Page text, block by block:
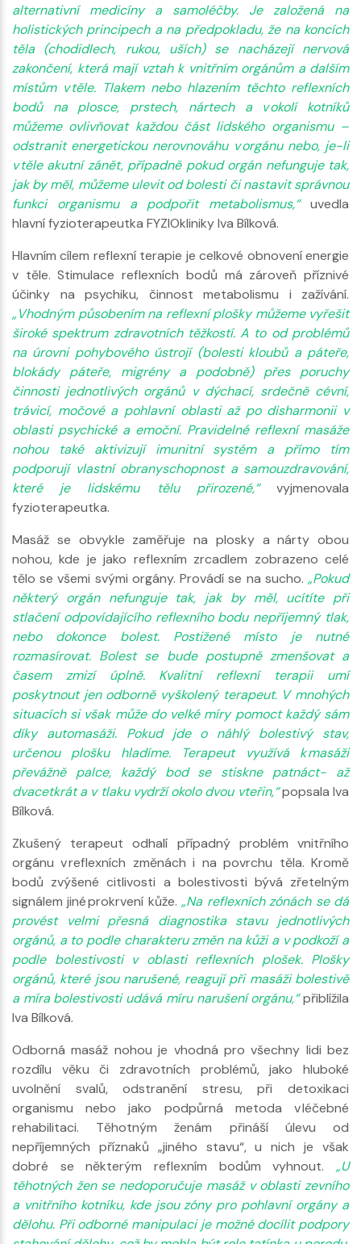
alternativní medicíny a samoléčby. Je založená na
holistických principech a na předpokladu, že na koncích
těla (chodidlech, rukou, uších) se nacházejí nervová
zakončení, která mají vztah k vnitřním orgánům a dalším
místům v těle. Tlakem nebo hlazením těchto reflexních
bodů na plosce, prstech, nártech a v okolí kotníků
můžeme ovlivňovat každou část lidského organismu –
odstranit energetickou nerovnováhu v orgánu nebo, je-li
v těle akutní zánět, případně pokud orgán nefunguje tak,
jak by měl, můžeme ulevit od bolesti či nastavit správnou
funkci organismu a podpořit metabolismus,“uvedla
hlavní fyzioterapeutka FYZIOkliniky Iva Bílková.
Hlavním cílem reflexní terapie je celkové obnovení energie
v těle. Stimulace reflexních bodů má zároveň příznivé
účinky na psychiku, činnost metabolismu i zažívání.
„Vhodným působením na reflexní plošky můžeme vyřešit
široké spektrum zdravotních těžkostí. A to od problémů
na úrovni pohybového ústrojí (bolesti kloubů a páteře,
blokády páteře, migrény a podobně) přes poruchy
činnosti jednotlivých orgánů v dýchací, srdečně cévní,
trávicí, močové a pohlavní oblasti až po disharmonii v
oblasti psychické a emoční. Pravidelné reflexní masáže
nohou také aktivizují imunitní systém a přímo tím
podporují vlastní obranyschopnost a samouzdravování,
které je lidskému tělu přirozené,“vyjmenovala
fyzioterapeutka.
Masáž se obvykle zaměřuje na plosky a nárty obou
nohou, kde je jako reflexním zrcadlem zobrazeno celé
tělo se všemi svými orgány. Provádí se na sucho. „Pokud
některý orgán nefunguje tak, jak by měl, ucítíte při
stlačení odpovídajícího reflexního bodu nepříjemný tlak,
nebo dokonce bolest. Postižené místo je nutné
rozmasírovat. Bolest se bude postupně zmenšovat a
časem zmizí úplně. Kvalitní reflexní terapii umí
poskytnout jen odborně vyškolený terapeut. V mnohých
situacích si však může do velké míry pomoct každý sám
díky automasáži. Pokud jde o náhlý bolestivý stav,
určenou plošku hladíme. Terapeut využívá k masáži
převážně palce, každý bod se stiskne patnáct- až
dvacetkrát a v tlaku vydrží okolo dvou vteřin,“popsala Iva
Bílková.
Zkušený terapeut odhalí případný problém vnitřního
orgánu v reflexních změnách i na povrchu těla. Kromě
bodů zvýšené citlivosti a bolestivosti bývá zřetelným
signálem jiné prokrvení kůže.„Na reflexních zónách se dá
provést velmi přesná diagnostika stavu jednotlivých
orgánů, a to podle charakteru změn na kůži a v podkoží a
podle bolestivosti v oblasti reflexních plošek. Plošky
orgánů, které jsou narušené, reagují při masáži bolestivě
a míra bolestivosti udává míru narušení orgánu,“ přiblížila
Iva Bílková.
Odborná masáž nohou je vhodná pro všechny lidi bez
rozdílu věku či zdravotních problémů, jako hluboké
uvolnění svalů, odstranění stresu, při detoxikaci
organismu nebo jako podpůrná metoda v léčebné
rehabilitaci. Těhotným ženám přináší úlevu od
nepříjemných příznaků „jiného stavu“, u nich je však
dobré se některým reflexním bodům vyhnout. „U
těhotných žen se nedoporučuje masáž v oblasti zevního
a vnitřního kotníku, kde jsou zóny pro pohlavní orgány a
dělohu. Při odborné manipulaci je možné docílit podpory